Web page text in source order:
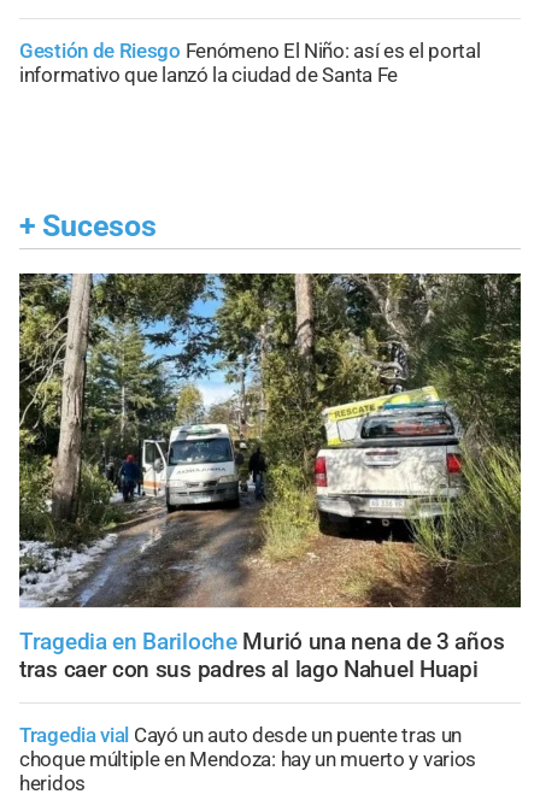
Gestión de Riesgo Fenómeno El Niño: así es el portal
informativo que lanzó la ciudad de Santa Fe
+ Sucesos
Tragedia en Bariloche Murió una nena de 3 años
tras caer con sus padres al lago Nahuel Huapi
Tragedia vial Cayó un auto desde un puente tras un
choque múltiple en Mendoza: hay un muerto y varios
heridos